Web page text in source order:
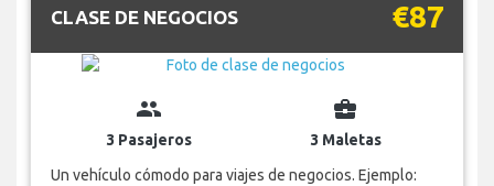
CLASE DE NEGOCIOS €87
group
3 Pasajeros
business_center
3 Maletas
Un vehículo cómodo para viajes de negocios. Ejemplo: